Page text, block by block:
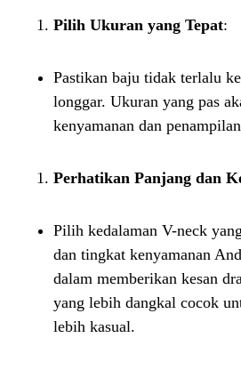
Pilih Ukuran yang Tepat:
Pastikan baju tidak terlalu
longgar. Ukuran yang pas
kenyamanan dan
Perhatikan Panjang dan
Pilih kedalaman V-neck
dan tingkat kenyamanan
dalam memberikan kesan
yang lebih dangkal cocok
lebih kasual.